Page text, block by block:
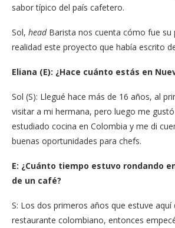
sabor típico del país cafetero.
Sol, headBarista nos cuenta cómo fue su
realidad este proyecto que había escrito
Eliana (E): ¿Hace cuánto estás en
Sol (S): Llegué hace más de 16 años, al
visitar a mi hermana, pero luego me
estudiado cocina en Colombia y me di
buenas oportunidades para chefs.
E: ¿Cuánto tiempo estuvo rondando
de un café?
S: Los dos primeros años que estuve aquí
restaurante colombiano, entonces